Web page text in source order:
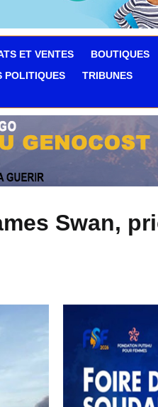
ET VENTES
BOUTIQUES
POLITIQUES
TRIBUNES
Swan,